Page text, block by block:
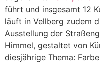
führt und insgesamt 12
läuft in Vellberg zudem
Ausstellung der
Himmel, gestaltet von
diesjährige Thema: